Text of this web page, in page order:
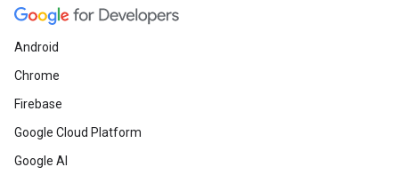
Android
Chrome
Firebase
Google Cloud Platform
Google AI